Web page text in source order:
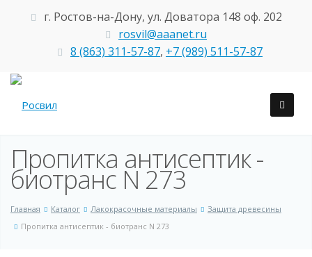
г. Ростов-на-Дону, ул. Доватора 148 оф. 202
rosvil@aaanet.ru
8 (863) 311-57-87, +7 (989) 511-57-87
Пропитка антисептик -
биотранс N 273
Главная Каталог Лакокрасочные материалы
Защита древесины
Пропитка антисептик - биотранс N 273